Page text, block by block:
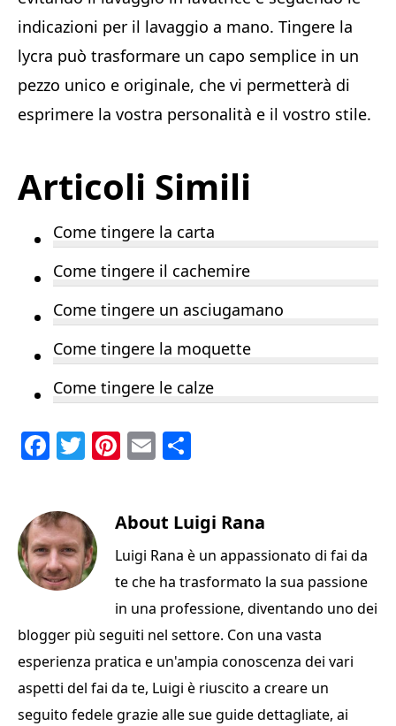
indicazioni per il lavaggio a mano. Tingere la
lycra può trasformare un capo semplice in un
pezzo unico e originale, che vi permetterà di
esprimere la vostra personalità e il vostro stile.
Articoli Simili
Come tingere la carta
Come tingere il cachemire
Come tingere un asciugamano
Come tingere la moquette
Come tingere le calze
F
c
e
b
o
k
T
te
r
Pi
re
st
E
l di
vi
di
About Luigi Rana
Luigi Rana è un appassionato di fai da
te che ha trasformato la sua passione
in una professione, diventando uno dei
blogger più seguiti nel settore. Con una vasta
esperienza pratica e un'ampia conoscenza dei vari
aspetti del fai da te, Luigi è riuscito a creare un
seguito fedele grazie alle sue guide dettagliate, ai